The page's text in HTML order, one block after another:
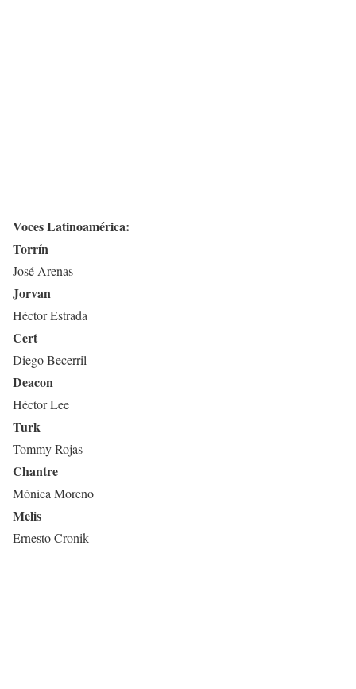
Voces Latinoamérica:
Torrín
José Arenas
Jorvan
Héctor Estrada
Cert
Diego Becerril
Deacon
Héctor Lee
Turk
Tommy Rojas
Chantre
Mónica Moreno
Melis
Ernesto Cronik